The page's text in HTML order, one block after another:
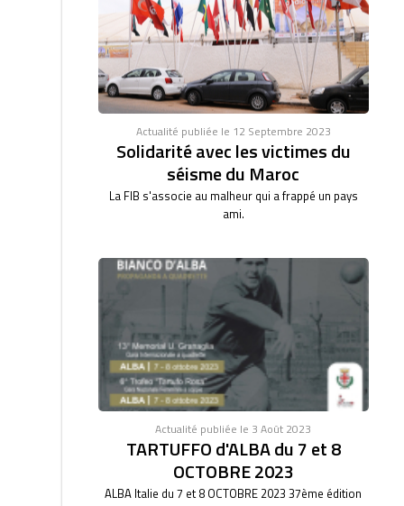
Actualité publiée le 12 Septembre 2023
Solidarité avec les victimes du
séisme du Maroc
La FIB s'associe au malheur qui a frappé un pays
ami.
Actualité publiée le 3 Août 2023
TARTUFFO d'ALBA du 7 et 8
OCTOBRE 2023
ALBA Italie du 7 et 8 OCTOBRE 2023 37ème édition